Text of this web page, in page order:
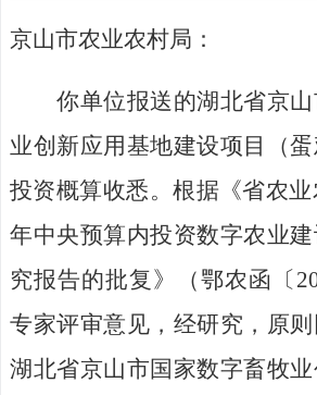
京山市农业农村局：
你单位报送的湖北省京
业创新应用基地建设项目
（
投资概算收悉。根据《省农
年中央预算内投资数字农业
究报告的批复》（鄂农函 〔
专家评审意见，经研究，原
湖北省京山市国家数字畜牧